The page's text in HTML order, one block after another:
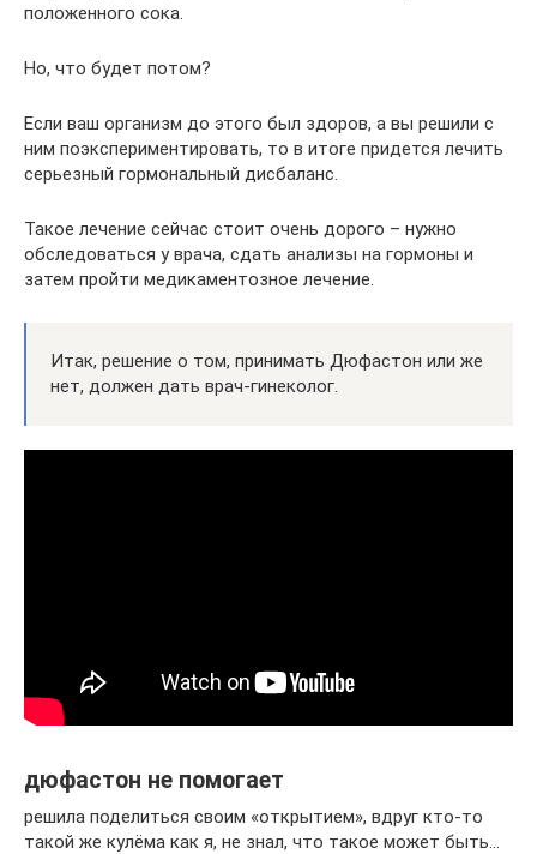
положенного сока.
Но, что будет потом?
Если ваш организм до этого был здоров, а вы решили с
ним поэкспериментировать, то в итоге придется лечить
серьезный гормональный дисбаланс.
Такое лечение сейчас стоит очень дорого – нужно
обследоваться у врача, сдать анализы на гормоны и
затем пройти медикаментозное лечение.
Итак, решение о том, принимать Дюфастон или же
нет, должен дать врач-гинеколог.
дюфастон не помогает
решила поделиться своим «открытием», вдруг кто-то
такой же кулёма как я, не знал, что такое может быть…